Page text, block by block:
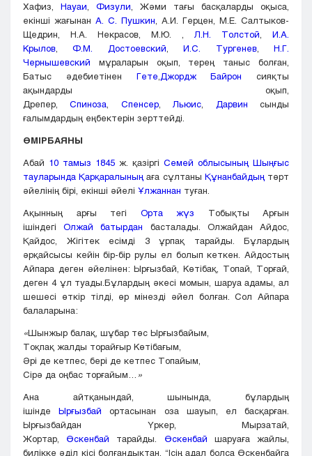
Хафиз, Науаи Физули , Жәми тағы басқаларды оқыса,
екінші жағынан А. С. Пушкин , А.И. Герцен, М.Е. Салтыков-
Щедрин, Н.А. Некрасов, М.Ю. , Л.Н. Толстой
И.А.
Крылов ,Ф.М. Достоевский ,И.С. Тургенев,Н.Г.
Чернышевский мұраларын оқып, терең таныс болған,
Батыс әдебиетінен Гете Джордж Байрон сияқты
ақындарды оқып,
Дрепер,Спиноза Спенсер, Льюис Дарвин сынды
ғалымдардың еңбектерін зерттейді.
ӨМІРБАЯНЫ
Абай 10 тамыз 1845 ж. қазіргі Семей облысының Шыңғыс
тауларында Қарқаралының аға сұлтаны Құнанбайдың төрт
әйелінің бірі, екінші әйелі Ұлжаннан туған.
Ақынның арғы тегі Орта жүз Тобықты Арғын
ішіндегіОлжай батырдан басталады. Олжайдан Айдос,
Қайдос, Жігітек есімді 3 ұрпақ тарайды. Бұлардың
әрқайсысы кейін бір-бір рулы ел болып кеткен. Айдостың
Айпара деген әйелінен: Ырғызбай, Көтібақ, Топай, Торғай,
деген 4 ұл туады.Бұлардың әкесі момын, шаруа адамы, ал
шешесі өткір тілді, өр мінезді әйел болған. Сол Айпара
балаларына:
«Шынжыр балақ, шұбар төс Ырғызбайым,
Тоқпақ жалды торайғыр Көтібағым,
Әрі де кетпес, бері де кетпес Топайым,
Сірә да оңбас торғайым… »
Ана айтқанындай, шынында, бұлардың
ішіндеЫрғызбай ортасынан оза шауып, ел басқарған.
Ырғызбайдан Үркер, Мырзатай,
Жортар, Өскенбай тарайды. Өскенбай шаруаға жайлы,
билікке әділ кісі болғандықтан, “Ісің адал болса Өскенбайга